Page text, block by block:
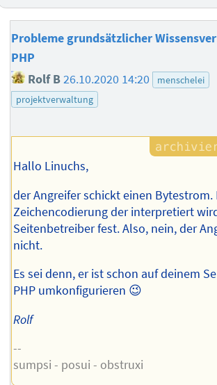
Probleme grundsätzlicher
PHP
Rolf B26.10.2020 14:20
menschelei
projektverwaltung
Hallo Linuchs,
der Angreifer schickt einen
Zeichencodierung der interpretiert
Seitenbetreiber fest. Also, nein, der
nicht.
Es sei denn, er ist schon auf deinem
PHP umkonfigurieren 😉
Rolf
--
sumpsi - posui - obstruxi